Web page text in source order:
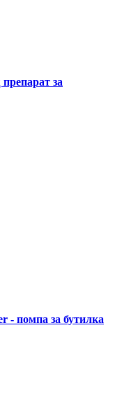
за
- помпа за бутилка